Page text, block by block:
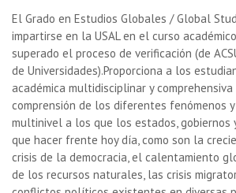
El Grado en Estudios Globales / Global
impartirse en la USAL en el curso
superado el proceso de verificación (de
de Universidades).Proporciona a los
académica multidisciplinar y
comprensión de los diferentes fenómenos
multinivel a los que los estados, gobiernos
que hacer frente hoy día, como son la
crisis de la democracia, el calentamiento
de los recursos naturales, las crisis